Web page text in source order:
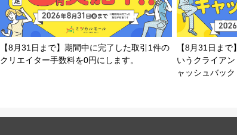
【8月31日まで】期間中に完了した取引1件の
クリエイター手数料を0円にします。
【8月31日まで
いうクライア
ャッシュバック